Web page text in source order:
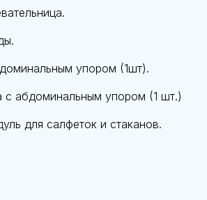
упором (1шт).
с абдоминальным упором (1 шт.)
для салфеток и стаканов.